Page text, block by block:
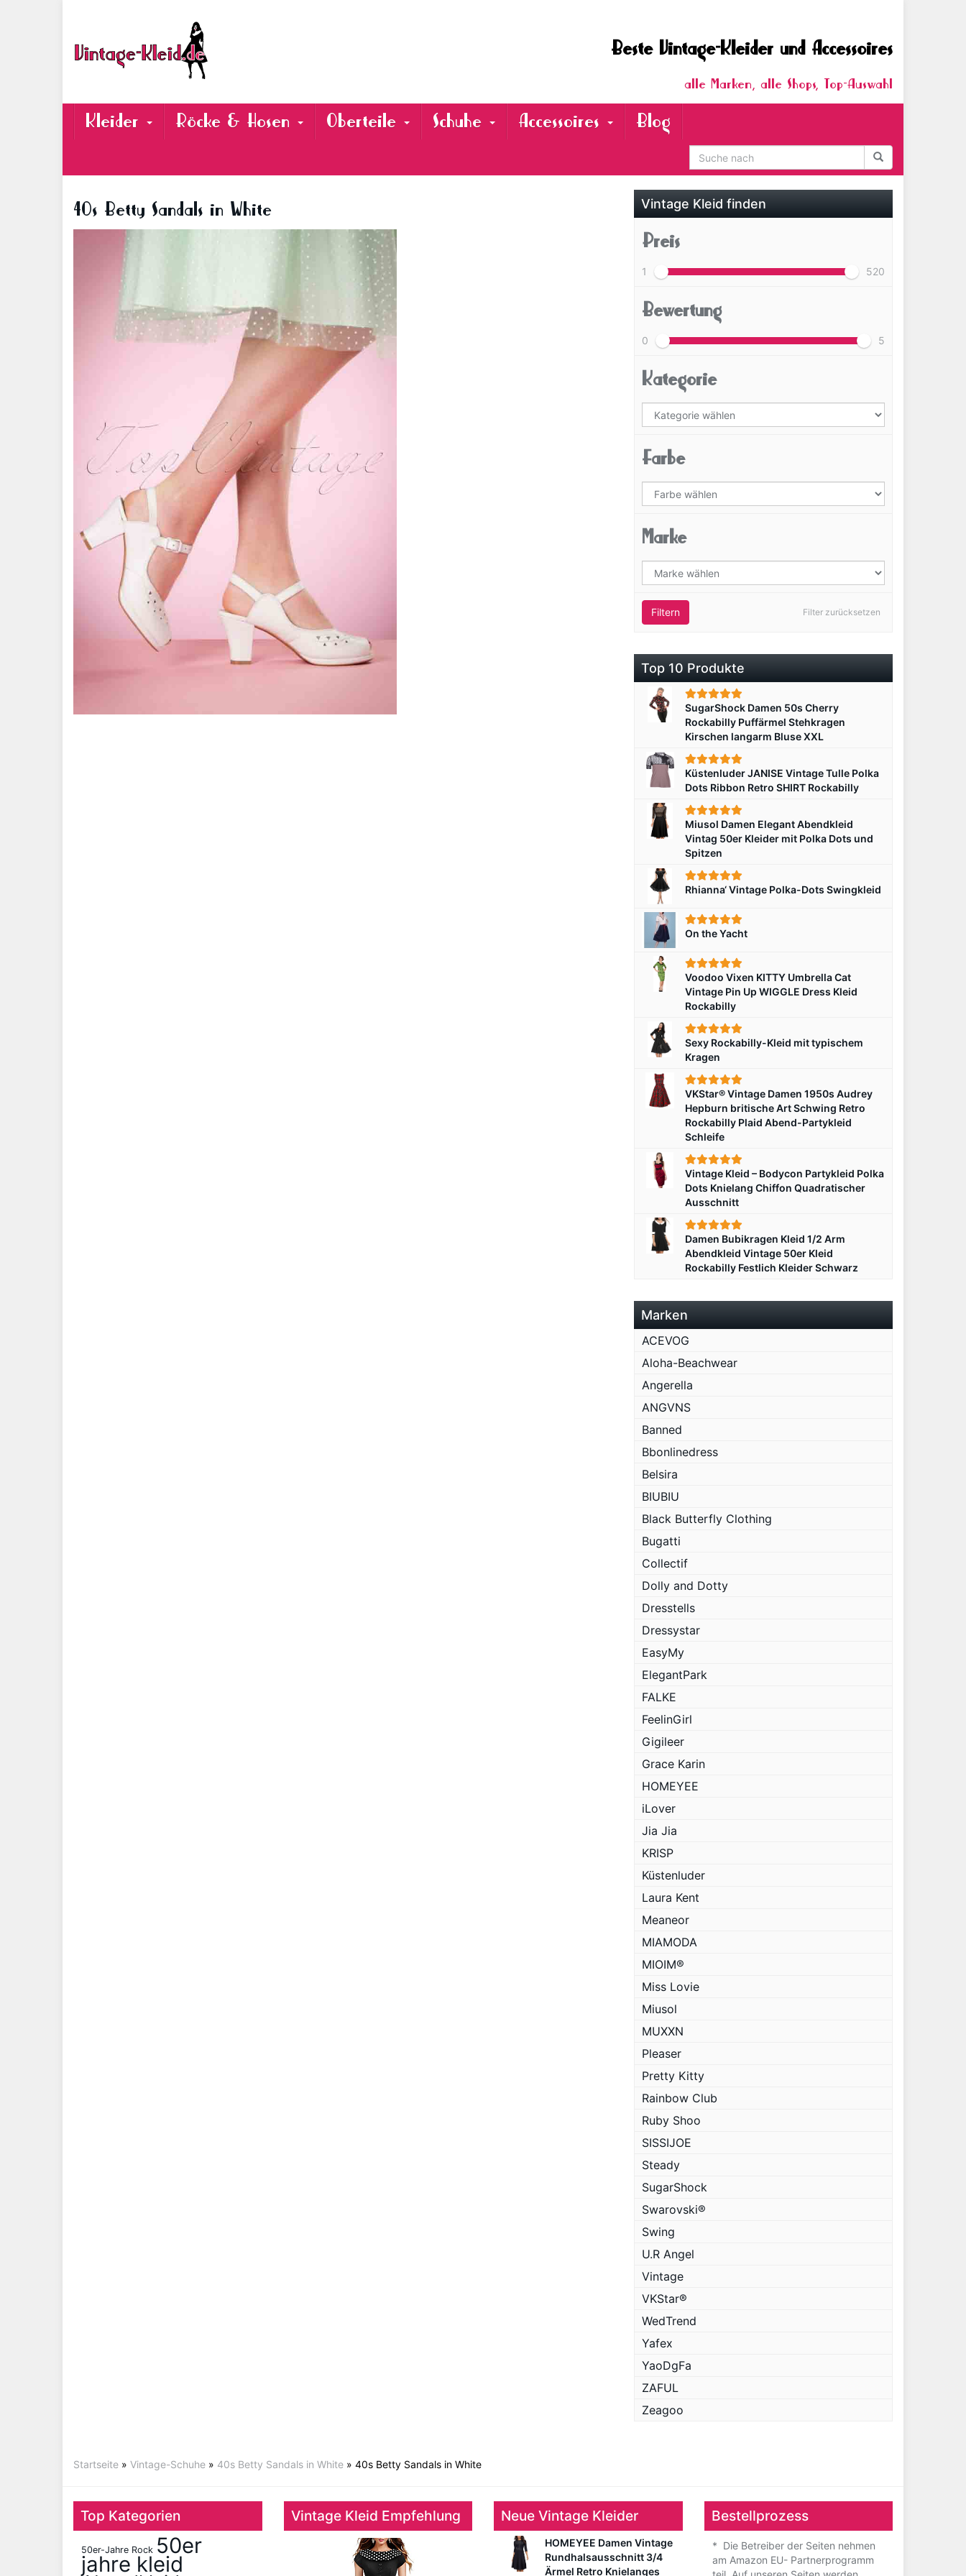
Beste Vintage-Kleider und Accessoires
alle Marken, alle Shops, Top-Auswahl
Kleider Röcke & Hosen Oberteile Schuhe Accessoires Blog
40s Betty Sandals in White Vintage Kleid finden
Preis
1 520
Bewertung
0 5
Kategorie
Farbe
Marke
Filter zurücksetzen
Filtern
Top 10 Produkte
SugarShock Damen 50s Cherry
Rockabilly Puffärmel Stehkragen
Kirschen langarm Bluse XXL
Küstenluder JANISE Vintage Tulle Polka
Dots Ribbon Retro SHIRT Rockabilly
Miusol Damen Elegant Abendkleid
Vintag 50er Kleider mit Polka Dots und
Spitzen
Rhianna‘ Vintage Polka-Dots Swingkleid
On the Yacht
Voodoo Vixen KITTY Umbrella Cat
Vintage Pin Up WIGGLE Dress Kleid
Rockabilly
Sexy Rockabilly-Kleid mit typischem
Kragen
VKStar® Vintage Damen 1950s Audrey
Hepburn britische Art Schwing Retro
Rockabilly Plaid Abend-Partykleid
Schleife
Vintage Kleid – Bodycon Partykleid Polka
Dots Knielang Chiffon Quadratischer
Ausschnitt
Damen Bubikragen Kleid 1/2 Arm
Abendkleid Vintage 50er Kleid
Rockabilly Festlich Kleider Schwarz
Marken
ACEVOG
Aloha-Beachwear
Angerella
ANGVNS
Banned
Bbonlinedress
Belsira
BIUBIU
Black Butterfly Clothing
Bugatti
Collectif
Dolly and Dotty
Dresstells
Dressystar
EasyMy
ElegantPark
FALKE
FeelinGirl
Gigileer
Grace Karin
HOMEYEE
iLover
Jia Jia
KRISP
Küstenluder
Laura Kent
Meaneor
MIAMODA
MIOIM®
Miss Lovie
Miusol
MUXXN
Pleaser
Pretty Kitty
Rainbow Club
Ruby Shoo
SISSIJOE
Steady
SugarShock
Swarovski®
Swing
U.R Angel
Vintage
VKStar®
WedTrend
Yafex
YaoDgFa
ZAFUL
Zeagoo
Startseite » Vintage-Schuhe » 40s Betty Sandals in White » 40s Betty Sandals in White
Top Kategorien
50er-Jahre Rock 50er
jahre kleid
Vintage Kleid Empfehlung Neue Vintage Kleider
HOMEYEE Damen Vintage
Rundhalsausschnitt 3/4
Ärmel Retro Knielanges
Bestellprozess
* Die Betreiber der Seiten nehmen
am Amazon EU- Partnerprogramm